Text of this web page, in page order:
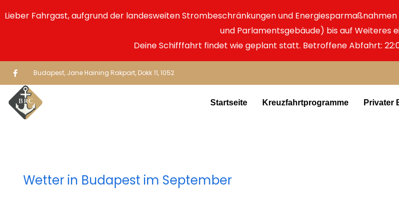
Lieber Fahrgast, aufgrund der landesweiten Strombeschränkungen und
und Parlamentsgebäude) bis auf Weiteres
Deine Schifffahrt findet wie geplant statt. Betroffene Abfahrt:
Budapest, Jane Haining Rakpart, Dokk 11, 1052
Startseite Kreuzfahrtprogramme Privater
Wetter in Budapest im September